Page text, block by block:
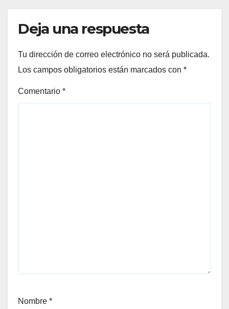
Deja una respuesta
Tu dirección de correo electrónico no será publicada.
Los campos obligatorios están marcados con *
Comentario *
Nombre *